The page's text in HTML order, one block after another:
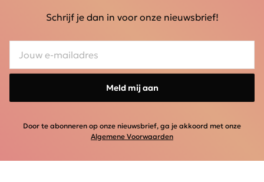
Schrijf je dan in voor onze nieuwsbrief!
Meld mij aan
Door te abonneren op onze nieuwsbrief, ga je akkoord met onze
Algemene Voorwaarden